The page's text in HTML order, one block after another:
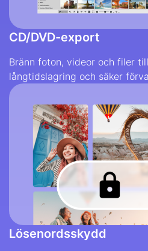
CD/DVD-export
Bränn foton, videor och filer
långtidslagring och säker
Lösenordsskydd